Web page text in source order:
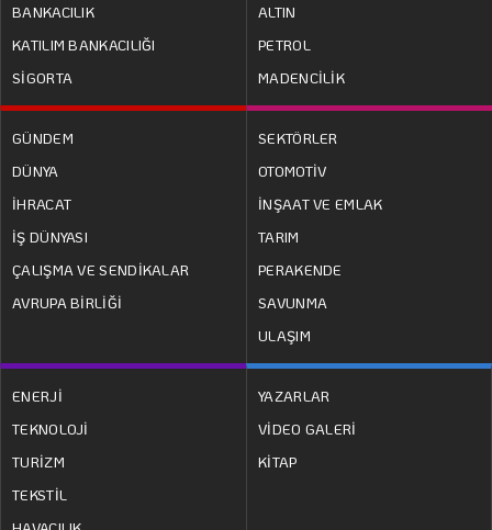
BANKACILIK
KATILIM BANKACILIĞI
SİGORTA
ALTIN
PETROL
MADENCİLİK
GÜNDEM
DÜNYA
İHRACAT
İŞ DÜNYASI
ÇALIŞMA VE SENDİKALAR
AVRUPA BİRLİĞİ
SEKTÖRLER
OTOMOTİV
İNŞAAT VE EMLAK
TARIM
PERAKENDE
SAVUNMA
ULAŞIM
ENERJİ
TEKNOLOJİ
TURİZM
TEKSTİL
YAZARLAR
VİDEO GALERİ
KİTAP